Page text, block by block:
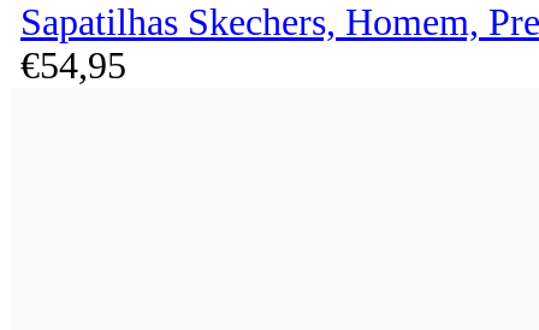
Sapatilhas Skechers, Homem,
€54,95